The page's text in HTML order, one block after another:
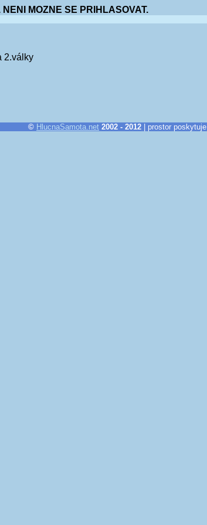
MOZNE SE PRIHLASOVAT.
2.války
© HlucnaSamota.net 2002 - 2012 | prostor poskytuje